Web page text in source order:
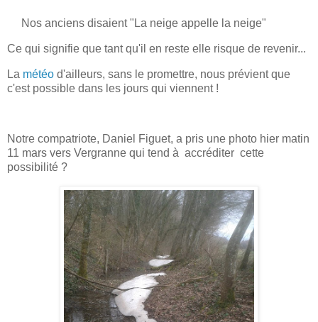
Nos anciens disaient "La neige appelle la neige"
Ce qui signifie que tant qu'il en reste elle risque de revenir...
La météo d'ailleurs, sans le promettre, nous prévient que
c'est possible dans les jours qui viennent !
Notre compatriote, Daniel Figuet, a pris une photo hier matin
11 mars vers Vergranne qui tend à accréditer cette
possibilité ?